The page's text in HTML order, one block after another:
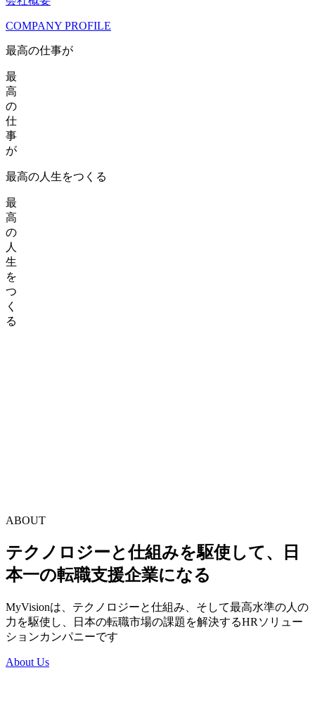
COMPANY PROFILE
最高の仕事が
最
高
の
仕
事
が
最高の人生をつくる
最
高
の
人
生
を
つ
く
る
ABOUT
テクノロジーと仕組みを駆使して、
日
本一の転職支援企業になる
MyVisionは、テクノロジーと仕組み、そして最高水準の人の
力を駆使し、日本の転職市場の課題を解決するHRソリュー
ションカンパニーです
About Us